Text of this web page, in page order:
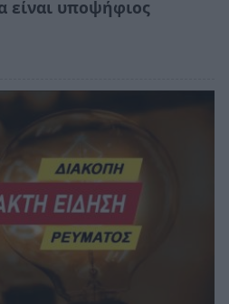
είναι υποψήφιος